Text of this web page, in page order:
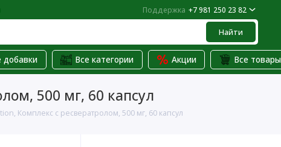
Поддержка +7 981 250 23 82
Найти
Все категории Акции Все товары
500 мг, 60 капсул
Комплекс с ресвератролом, 500 мг, 60 капсул